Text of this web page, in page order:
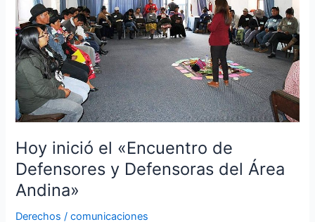
Hoy inició el «Encuentro de
Defensores y Defensoras del Área
Andina»
Derechos /comunicaciones
el
«Encuentro
de
Defensores
y
Defensoras
del
Andina»